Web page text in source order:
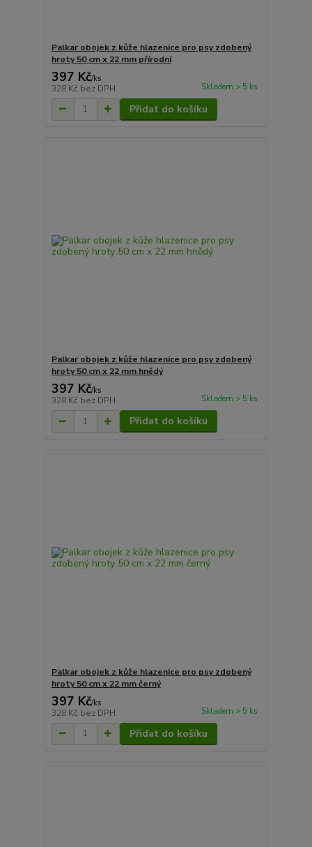
Palkar obojek z kůže hlazenice pro psy zdobený
hroty 50 cm x 22 mm přírodní
397 Kč/ks
328 Kč bez DPH Skladem > 5 ks
Přidat do košíku
Palkar obojek z kůže hlazenice pro psy zdobený
hroty 50 cm x 22 mm hnědý
397 Kč/ks
328 Kč bez DPH Skladem > 5 ks
Přidat do košíku
Palkar obojek z kůže hlazenice pro psy zdobený
hroty 50 cm x 22 mm černý
397 Kč/ks
328 Kč bez DPH Skladem > 5 ks
Přidat do košíku